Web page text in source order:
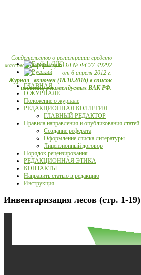
Свидетельство о регистрации средств
массовой информации ЭЛ № ФС77-49292
от 6 апреля 2012 г.
Журнал включен (18.10.2016) в список
изданий, рекомендуемых ВАК РФ.
ГЛАВНАЯ
О ЖУРНАЛЕ
Положение о журнале
РЕДАКЦИОННАЯ КОЛЛЕГИЯ
ГЛАВНЫЙ РЕДАКТОР
Правила направления и опубликования статей
Создание реферата
Оформление списка литературы
Лицензионный договор
Порядок рецензирования
РЕДАКЦИОННАЯ ЭТИКА
КОНТАКТЫ
Направить статью в редакцию
Инструкция
Инвентаризация лесов (стр. 1-19)